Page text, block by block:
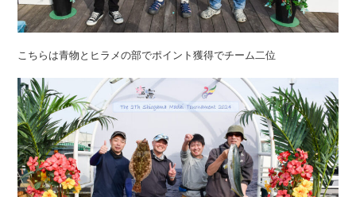
こちらは青物とヒラメの部でポイント獲得でチーム二位